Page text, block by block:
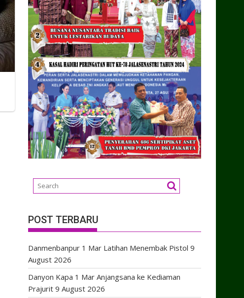
POST TERBARU
Danmenbanpur 1 Mar Latihan Menembak Pistol 9
August 2026
Danyon Kapa 1 Mar Anjangsana ke Kediaman
Prajurit 9 August 2026